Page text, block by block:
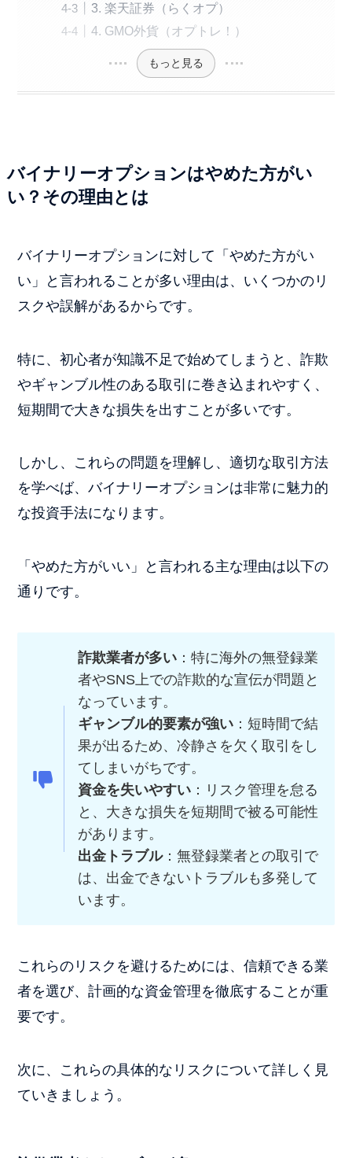
3. 楽天証券（らくオプ）
4. GMO外貨（オプトレ！）
もっと見る
バイナリーオプションはやめた方がい
い？その理由とは
バイナリーオプションに対して「やめた方がい
い」と言われることが多い理由は、いくつかのリ
スクや誤解があるからです。
特に、初心者が知識不足で始めてしまうと、詐欺
やギャンブル性のある取引に巻き込まれやすく、
短期間で大きな損失を出すことが多いです。
しかし、これらの問題を理解し、適切な取引方法
を学べば、バイナリーオプションは非常に魅力的
な投資手法になります。
「やめた方がいい」と言われる主な理由は以下の
通りです。
詐欺業者が多い：特に海外の無登録業
者やSNS上での詐欺的な宣伝が問題と
なっています。
ギャンブル的要素が強い：短時間で結
果が出るため、冷静さを欠く取引をし
てしまいがちです。
資金を失いやすい：リスク管理を怠る
と、大きな損失を短期間で被る可能性
があります。
出金トラブル：無登録業者との取引で
は、出金できないトラブルも多発して
います。
これらのリスクを避けるためには、信頼できる業
者を選び、計画的な資金管理を徹底することが重
要です。
次に、これらの具体的なリスクについて詳しく見
ていきましょう。